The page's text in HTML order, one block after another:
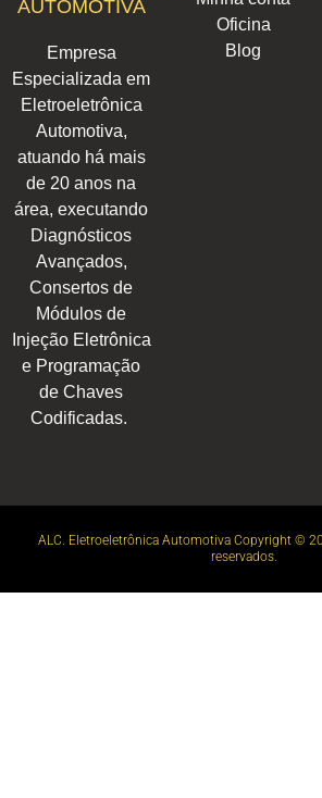
AUTOMOTIVA
Empresa
Especializada em
Eletroeletrônica
Automotiva,
atuando há mais
de 20 anos na
área, executando
Diagnósticos
Avançados,
Consertos de
Módulos de
Injeção Eletrônica
e Programação
de Chaves
Codificadas.
Oficina
Blog
ALC. Eletroeletrônica Automotiva Copyright ©
reservados.